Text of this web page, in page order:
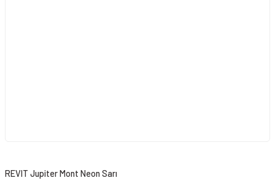
REVIT Jupiter Mont Neon Sarı